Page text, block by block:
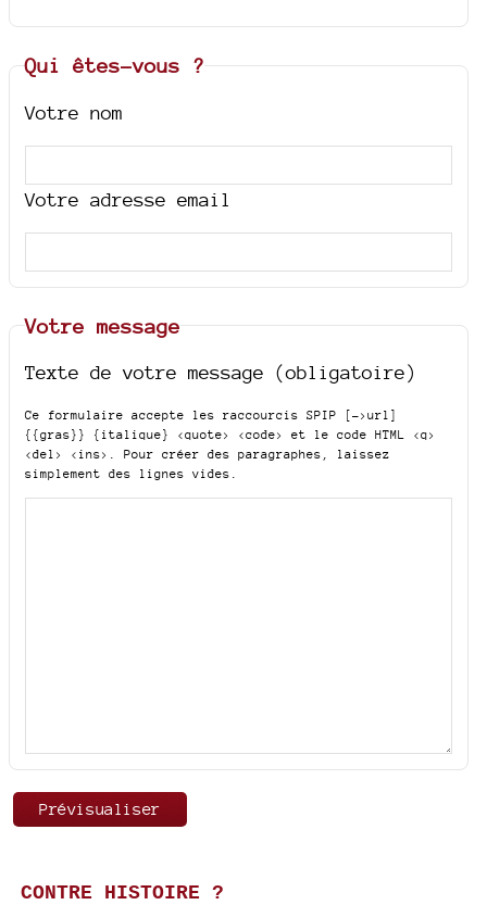
Qui êtes-vous ?
Votre nom
Votre adresse email
Votre message
Texte de votre message (obligatoire)
Ce formulaire accepte les raccourcis SPIP
[->url]
{{gras}} {italique} <quote> <code>
et le code HTML <q>
<del> <ins> . Pour créer des paragraphes, laissez
simplement des lignes vides.
CONTRE HISTOIRE ?